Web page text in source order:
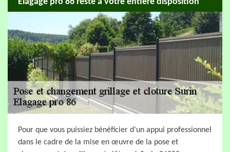
Pour que vous puissiez bénéficier d’un appui professionnel
dans le cadre de la mise en œuvre de la pose et